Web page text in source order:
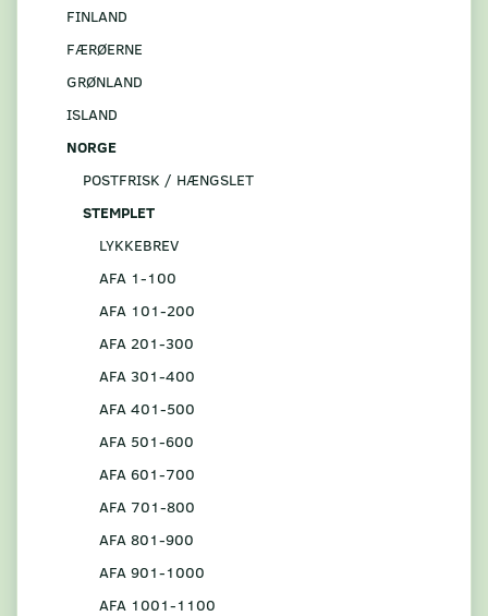
FINLAND
FÆRØERNE
GRØNLAND
ISLAND
NORGE
POSTFRISK / HÆNGSLET
STEMPLET
LYKKEBREV
AFA 1-100
AFA 101-200
AFA 201-300
AFA 301-400
AFA 401-500
AFA 501-600
AFA 601-700
AFA 701-800
AFA 801-900
AFA 901-1000
AFA 1001-1100